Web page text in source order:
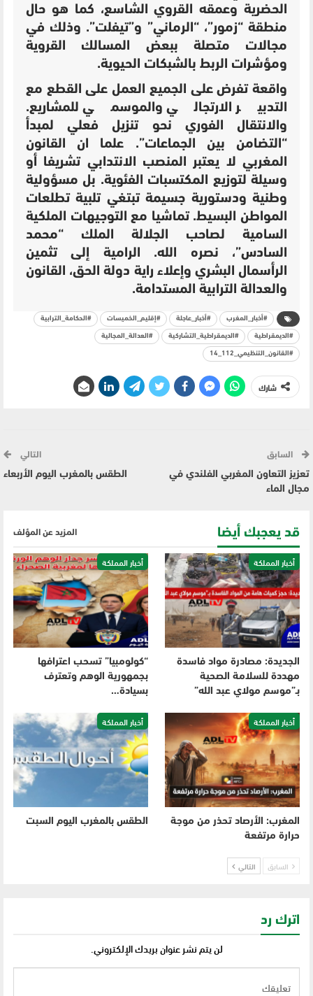
الحضرية وعمقه القروي الشاسع، كما هو حال
منطقة “زمور”، “الرماني” و”تيفلت”. وذلك في
مجالات متصلة ببعض المسالك القروية
ومؤشرات الربط بالشبكات الحيوية.
واقعة تفرض على الجميع العمل على القطع مع
التدبير الارتجالي والموسمي للمشاريع.
والانتقال الفوري نحو تنزيل فعلي لمبدأ
“التضامن بين الجماعات”. علما ان القانون
المغربي لا يعتبر المنصب الانتدابي تشريفا أو
وسيلة لتوزيع المكتسبات الفئوية. بل مسؤولية
وطنية ودستورية جسيمة تبتغي تلبية تطلعات
المواطن البسيط. تماشيا مع التوجيهات الملكية
السامية لصاحب الجلالة الملك “محمد
السادس”، نصره الله. الرامية إلى تثمين
الرأسمال البشري وإعلاء راية دولة الحق، القانون
والعدالة الترابية المستدامة.
#أخبار_المغرب #أخبار_عاجلة #إقليم_الخميسات #الحكامة_الترابية
#الديمقراطية #الديمقراطية_التشاركية #العدالة_المجالية
#القانون_التنظيمي_112_14
شارك
السابق
تعزيز التعاون المغربي الفلندي في
مجال الماء
التالي
الطقس بالمغرب اليوم الأربعاء
قد يعجبك أيضا المزيد عن المؤلف
أخبار المملكة
الجديدة: مصادرة مواد فاسدة
مهددة للسلامة الصحية
بـ”موسم مولاي عبد الله”
أخبار المملكة
“كولومبيا” تسحب اعترافها
بجمهورية الوهم وتعترف
بسيادة…
أخبار المملكة
المغرب: الأرصاد تحذر من موجة
حرارة مرتفعة
أخبار المملكة
الطقس بالمغرب اليوم السبت
السابق التالي
اترك رد
لن يتم نشر عنوان بريدك الإلكتروني.